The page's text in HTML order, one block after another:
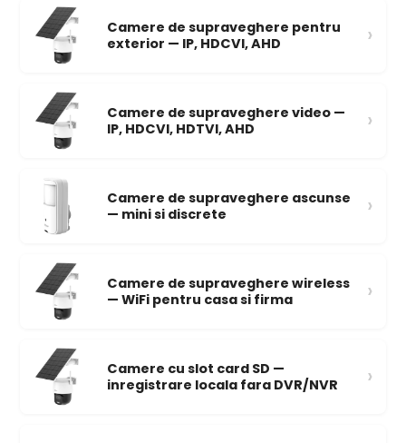
Camere de supraveghere pentru
exterior — IP, HDCVI, AHD
›
Camere de supraveghere video —
IP, HDCVI, HDTVI, AHD
›
Camere de supraveghere ascunse
— mini si discrete
›
Camere de supraveghere wireless
— WiFi pentru casa si firma
›
Camere cu slot card SD —
inregistrare locala fara DVR/NVR
›